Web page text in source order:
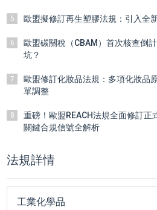
5 歐盟擬修訂再生塑膠法規：引入全
6
歐盟碳關稅（CBAM）首次核查倒
坑？
7
歐盟修訂化妝品法規：多項化妝品
單調整
8
重磅！歐盟REACH法規全面修訂正
關鍵合規信號全解析
法規詳情
工業化學品